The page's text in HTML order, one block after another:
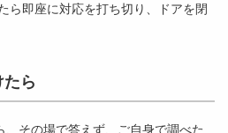
ら即座に対応を打ち切り、ドアを閉
ら
その場で答えず、ご自身で調べた